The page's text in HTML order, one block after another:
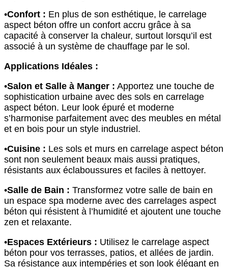
•Confort : En plus de son esthétique, le carrelage
aspect béton offre un confort accru grâce à sa
capacité à conserver la chaleur, surtout lorsqu’il est
associé à un système de chauffage par le sol.
Applications Idéales :
•Salon et Salle à Manger : Apportez une touche de
sophistication urbaine avec des sols en carrelage
aspect béton. Leur look épuré et moderne
s’harmonise parfaitement avec des meubles en métal
et en bois pour un style industriel.
•Cuisine : Les sols et murs en carrelage aspect béton
sont non seulement beaux mais aussi pratiques,
résistants aux éclaboussures et faciles à nettoyer.
•Salle de Bain : Transformez votre salle de bain en
un espace spa moderne avec des carrelages aspect
béton qui résistent à l’humidité et ajoutent une touche
zen et relaxante.
•Espaces Extérieurs : Utilisez le carrelage aspect
béton pour vos terrasses, patios, et allées de jardin.
Sa résistance aux intempéries et son look élégant en